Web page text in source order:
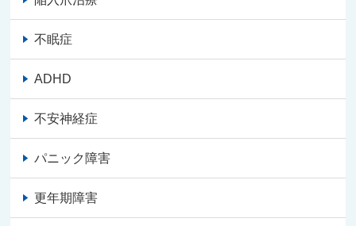
不眠症
ADHD
不安神経症
パニック障害
更年期障害